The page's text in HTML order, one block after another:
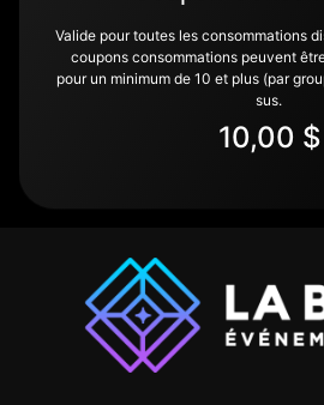
Valide pour toutes les consommations
coupons consommations peuvent
pour un minimum de 10 et plus (par
sus.
10,00 $